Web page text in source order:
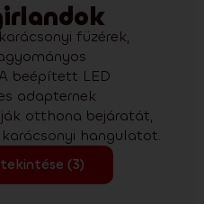
füzérek,
beépített LED
adapternek
otthona bejáratát,
hangulatot.
(3)